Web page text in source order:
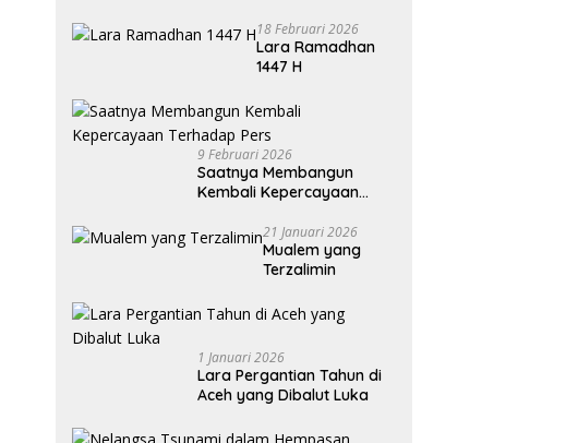
18 Februari 2026
Lara Ramadhan
1447 H
9 Februari 2026
Saatnya Membangun
Kembali Kepercayaan
21 Januari 2026
Mualem yang
Terzalimin
1 Januari 2026
Lara Pergantian Tahun di
Aceh yang Dibalut Luka